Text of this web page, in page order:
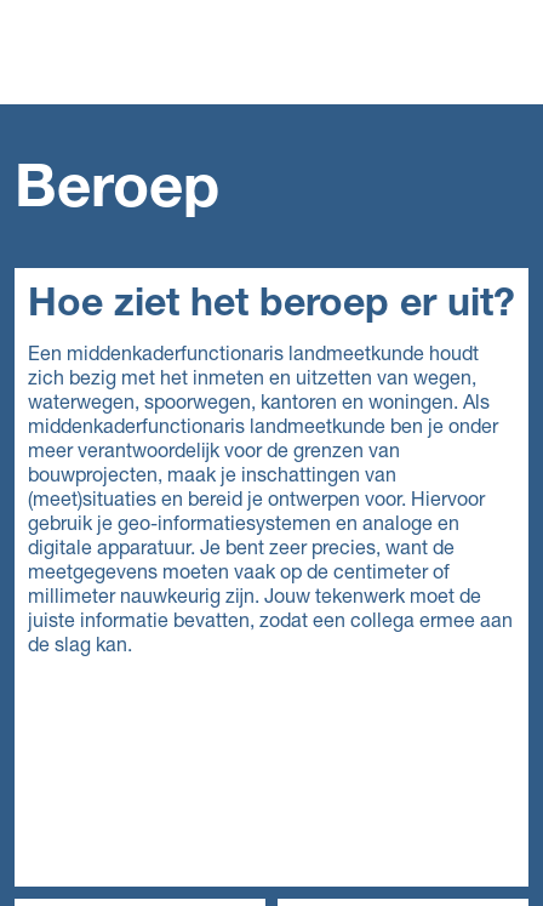
Beroep
Hoe ziet het beroep er uit?
Een middenkaderfunctionaris landmeetkunde houdt
zich bezig met het inmeten en uitzetten van wegen,
waterwegen, spoorwegen, kantoren en woningen. Als
middenkaderfunctionaris landmeetkunde ben je onder
meer verantwoordelijk voor de grenzen van
bouwprojecten, maak je inschattingen van
(meet)situaties en bereid je ontwerpen voor. Hiervoor
gebruik je geo-informatiesystemen en analoge en
digitale apparatuur. Je bent zeer precies, want de
meetgegevens moeten vaak op de centimeter of
millimeter nauwkeurig zijn. Jouw tekenwerk moet de
juiste informatie bevatten, zodat een collega ermee aan
de slag kan.